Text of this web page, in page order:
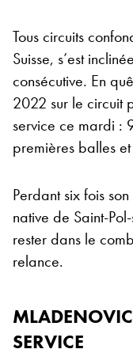
Tous circuits
Suisse, s’est
consécutive. En
2022 sur le circuit
service ce mardi :
premières balles
Perdant six fois
native de Saint-
rester dans le
relance.
SERVICE